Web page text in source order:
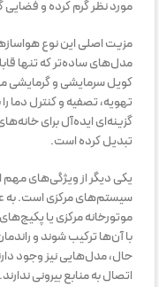
مورد نظر گرم کرده و فضایی
مزیت اصلی این نوع
مدل‌های ساده‌تر که تنها
کویل سرمایشی و گرمایشی
تهویه، تصفیه و کنترل دما
گزینه‌ای ایده‌آل برای
تبدیل کرده است.
یکی دیگر از ویژگی‌های مهم
سیستم‌های مرکزی است. به
موتورخانه مرکزی یا
با آن‌ها ترکیب شوند و
حال، مدل‌هایی نیز وجود
اتصال به منابع بیرونی ندارند.